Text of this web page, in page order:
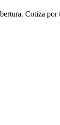
Cotiza